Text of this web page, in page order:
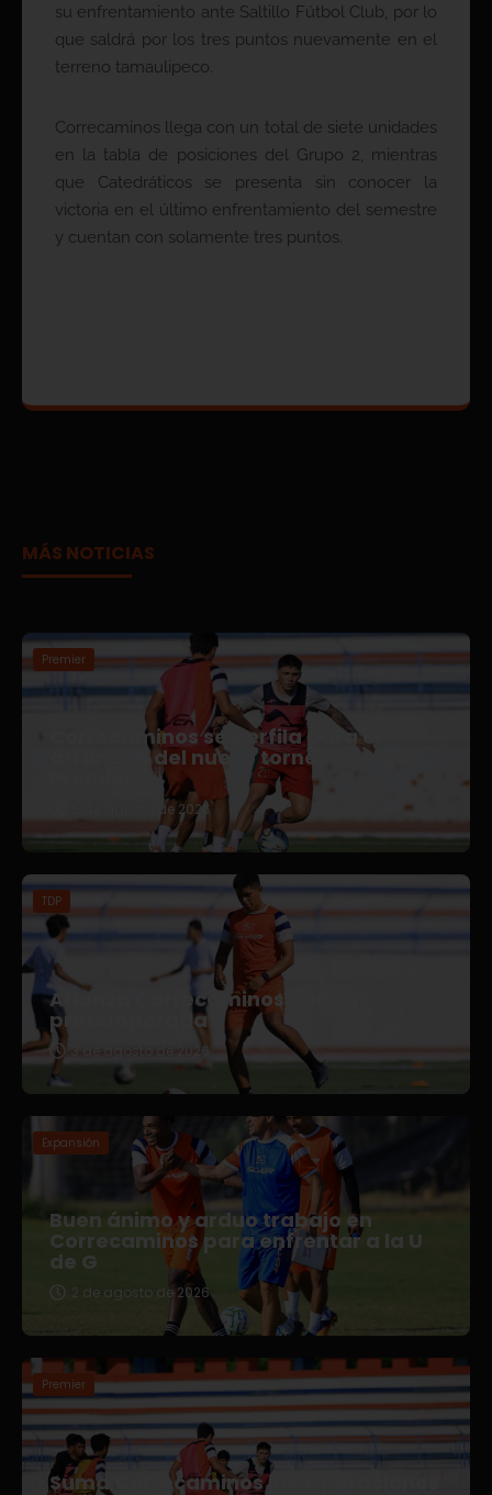
su enfrentamiento ante Saltillo Fútbol Club, por lo
que saldrá por los tres puntos nuevamente en el
terreno tamaulipeco.
Correcaminos llega con un total de siete unidades
en la tabla de posiciones del Grupo 2, mientras
que Catedráticos se presenta sin conocer la
victoria en el último enfrentamiento del semestre
y cuentan con solamente tres puntos.
MÁS NOTICIAS
Premier
Correcaminos se perfila para el
arranque del nuevo torneo en Liga
5 de agosto de 2026
TDP
Afianza Correcaminos TDP su
pretemporada
3 de agosto de 2026
Expansión
Buen ánimo y arduo trabajo en
Correcaminos para enfrentar a la U
de G
2 de agosto de 2026
Premier
Suma Correcaminos incorporaciones